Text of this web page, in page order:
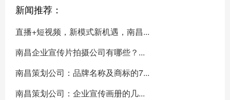
新闻推荐：
直播+短视频，新模式新机遇，南昌...
南昌企业宣传片拍摄公司有哪些？...
南昌策划公司：品牌名称及商标的7...
南昌策划公司：企业宣传画册的几...